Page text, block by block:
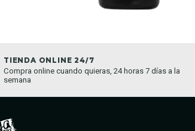
ENVIOS A TODO CHILE
Enviamos a todo Chile